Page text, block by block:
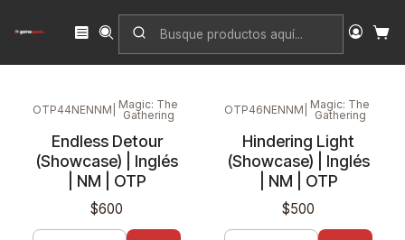
Inicio Singles
Breaking News
OTP44NENNM Magic: The
Gathering
Endless Detour
(Showcase) | Inglés
| NM | OTP
$600
OTP46NENNM Magic: The
Gathering
Hindering Light
(Showcase) | Inglés
| NM | OTP
$500